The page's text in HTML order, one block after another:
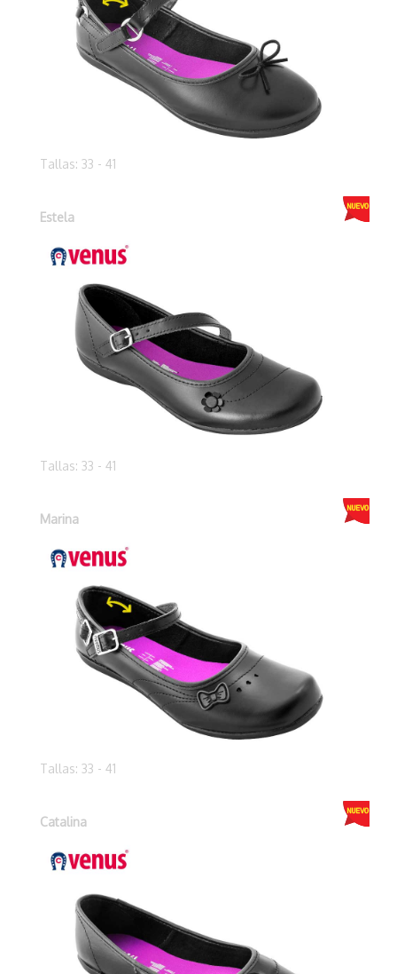
Tallas: 33 - 41
Estela
Tallas: 33 - 41
Marina
Tallas: 33 - 41
Catalina